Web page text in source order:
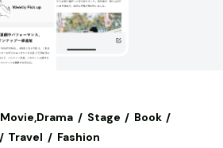
Movie,Drama Stage
Book
Travel Fashion